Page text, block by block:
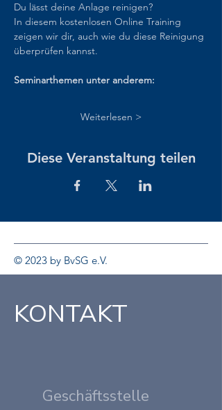
Du lässt deine Anlage reinigen?
In diesem kostenlosen Online Training
zeigen wir dir, auch wie du diese Reinigung
überprüfen kannst.
Seminarthemen unter anderem:
Weiterlesen >
Diese Veranstaltung teilen
© 2023 by BvSG e.V.
KONTAKT
Geschäftsstelle